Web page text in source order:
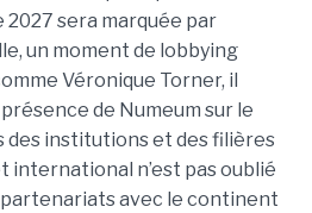
2027 sera marquée par
un moment de lobbying
Véronique Torner, il
de Numeum sur le
des institutions et des filières
international n’est pas oublié
partenariats avec le continent